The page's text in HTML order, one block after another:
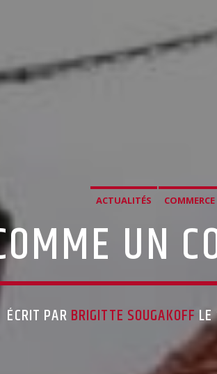
ACTUALITÉS COMMERCE
UN
ÉCRIT PAR BRIGITTE SOUGAKOFF